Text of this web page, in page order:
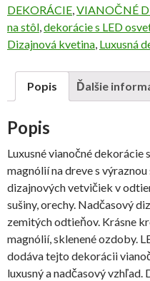
DEKORÁCIE VIANOČNÉ
na stôl dekorácie s LED
Dizajnová kvetina Luxusná
Popis Ďalšie
Popis
Luxusné vianočné dekorácie
magnólií na dreve s
dizajnových vetvičiek v
sušiny, orechy. Nadčasový
zemitých odtieňov. Krásne
magnólií, sklenené ozdoby.
dodáva tejto dekorácii
luxusný a nadčasový